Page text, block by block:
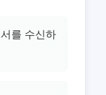
를 수신하